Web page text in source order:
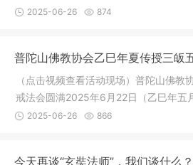
传统迎请界
2025-06-26 874
普陀山佛教协会乙巳年夏传授三皈
（点击视频查看活动现场）普陀山佛教
戒法会圆满2025年6月22日（乙巳年五
龙天降吉
2025-06-26 866
今天再谈“玄奘法师”，我们谈什么？